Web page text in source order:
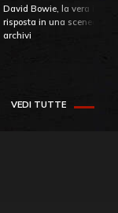
David Bowie, la vera
risposta in una
archivi
VEDI TUTTE